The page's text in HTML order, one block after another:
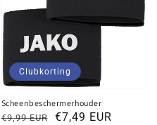
Scheenbeschermerhouder
Normale
€9,99 EUR
Kortingsprijs€7,49 EUR
Clubkorting